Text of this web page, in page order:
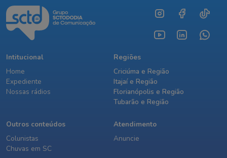
Intitucional
Home
Expediente
Nossas rádios
Regiões
Criciúma e Região
Itajaí e Região
Florianópolis e Região
Tubarão e Região
Outros conteúdos
Colunistas
Chuvas em SC
Atendimento
Anuncie